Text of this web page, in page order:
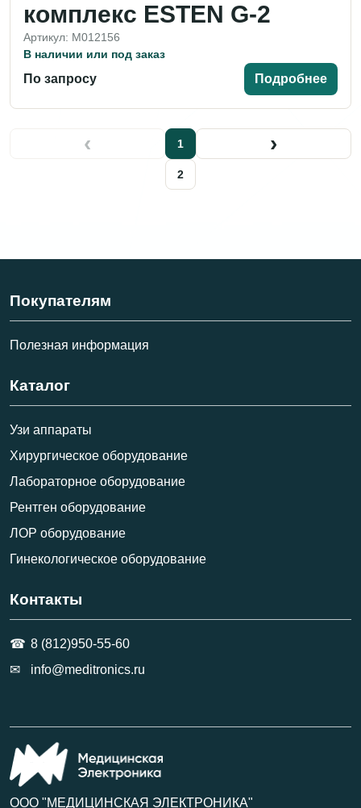
комплекс ESTEN G-2
Артикул: M012156
В наличии или под заказ
По запросу Подробнее
‹ 1
2
›
Покупателям
Полезная информация
Каталог
Узи аппараты
Хирургическое оборудование
Лабораторное оборудование
Рентген оборудование
ЛОР оборудование
Гинекологическое оборудование
Контакты
8 (812)950-55-60
info@meditronics.ru
ООО "МЕДИЦИНСКАЯ ЭЛЕКТРОНИКА"